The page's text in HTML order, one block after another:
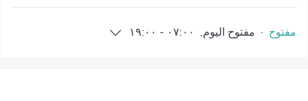
مفتوح · مفتوح اليوم, ٠٧:٠٠ - ١٩:٠٠